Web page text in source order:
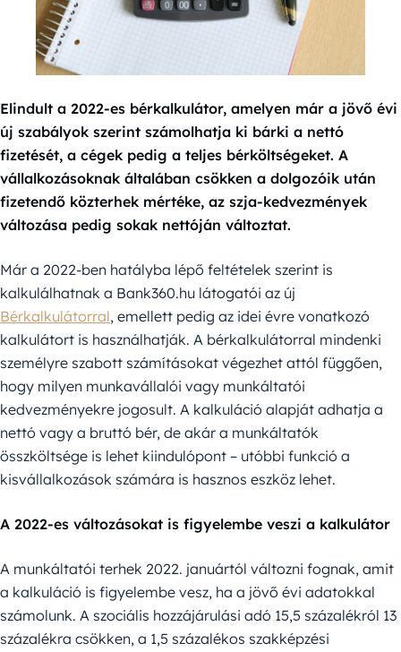
Elindult a 2022-es bérkalkulátor, amelyen már a jövő évi
új szabályok szerint számolhatja ki bárki a nettó
fizetését, a cégek pedig a teljes bérköltségeket. A
vállalkozásoknak általában csökken a dolgozóik után
fizetendő közterhek mértéke, az szja-kedvezmények
változása pedig sokak nettóján változtat.
Már a 2022-ben hatályba lépő feltételek szerint is
kalkulálhatnak a Bank360.hu látogatói az új
Bérkalkulátorral, emellett pedig az idei évre vonatkozó
kalkulátort is használhatják. A bérkalkulátorral mindenki
személyre szabott számításokat végezhet attól függően,
hogy milyen munkavállalói vagy munkáltatói
kedvezményekre jogosult. A kalkuláció alapját adhatja a
nettó vagy a bruttó bér, de akár a munkáltatók
összköltsége is lehet kiindulópont – utóbbi funkció a
kisvállalkozások számára is hasznos eszköz lehet.
A 2022-es változásokat is figyelembe veszi a kalkulátor
A munkáltatói terhek 2022. januártól változni fognak, amit
a kalkuláció is figyelembe vesz, ha a jövő évi adatokkal
számolunk. A szociális hozzájárulási adó 15,5 százalékról 13
százalékra csökken, a 1,5 százalékos szakképzési